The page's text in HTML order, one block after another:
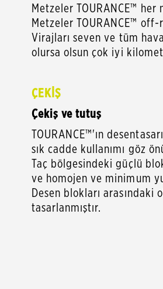
Metzeler TOURANCE™
Metzeler TOURANCE™
Virajları seven ve tüm
olursa olsun çok iyi
ÇEKİŞ
Çekiş ve tutuş
TOURANCE™'ın
sık cadde kullanımı göz
Taç bölgesindeki güçlü
ve homojen ve minimum
Desen blokları
tasarlanmıştır.